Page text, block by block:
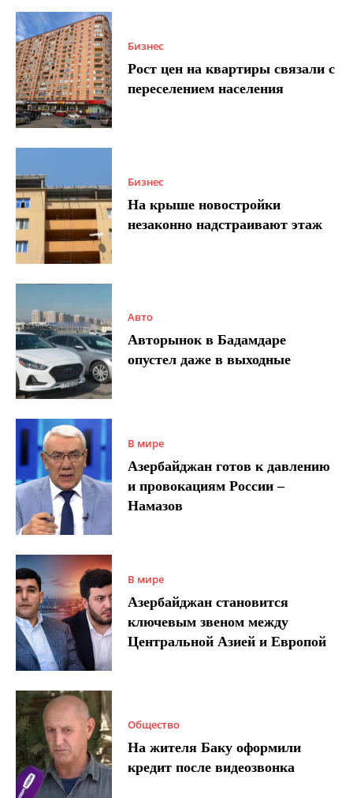
Бизнес
Рост цен на квартиры связали с
переселением населения
Бизнес
На крыше новостройки
незаконно надстраивают этаж
Авто
Авторынок в Бадамдаре
опустел даже в выходные
В мире
Азербайджан готов к давлению
и провокациям России –
Намазов
В мире
Азербайджан становится
ключевым звеном между
Центральной Азией и Европой
Общество
На жителя Баку оформили
кредит после видеозвонка